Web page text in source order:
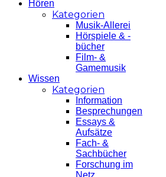
Hören
Kategorien
Musik-Allerei
Hörspiele & -
bücher
Film- &
Gamemusik
Wissen
Kategorien
Information
Besprechungen
Essays &
Aufsätze
Fach- &
Sachbücher
Forschung im
Netz